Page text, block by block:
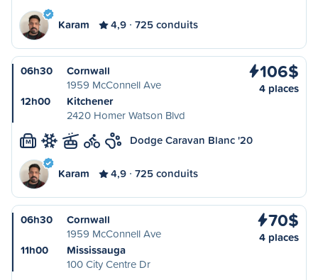
Karam 4,9 725 conduits
06h30
Cornwall
1959 McConnell Ave
12h00
Kitchener
2420 Homer Watson Blvd
106$
4 places
M Dodge Caravan Blanc '20
Karam 4,9 725 conduits
06h30
Cornwall
1959 McConnell Ave
11h00
Mississauga
100 City Centre Dr
70$
4 places